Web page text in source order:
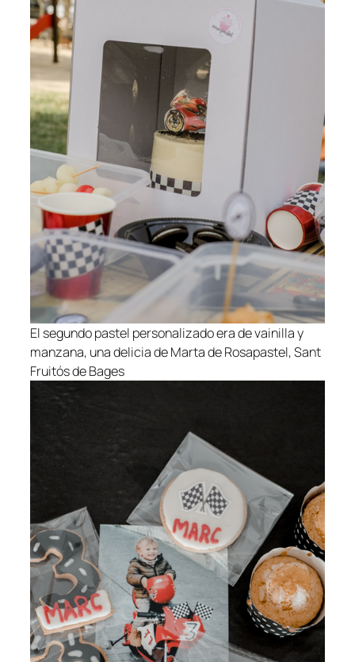
El segundo pastel personalizado era de vainilla y
manzana, una delicia de Marta de Rosapastel, Sant
Fruitós de Bages